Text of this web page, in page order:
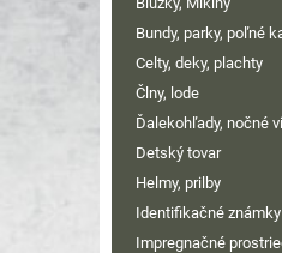
Bundy, parky, poľné
Celty, deky, plachty
Člny, lode
Ďalekohľady, nočné
Detský tovar
Helmy, prilby
Identifikačné známky
Impregnačné